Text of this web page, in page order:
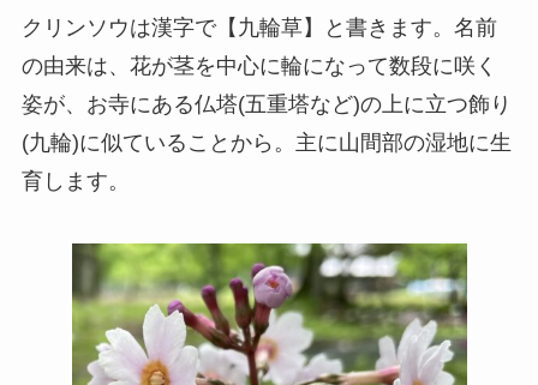
クリンソウは漢字で【九輪草】
と書きます。名前
の由来は、 花が茎を中心に輪になって数段に咲く
姿が、お寺にある仏塔(五重塔など)の上に立つ飾り
(九輪)に似ている ことから。主に山間部の湿地に生
育します。